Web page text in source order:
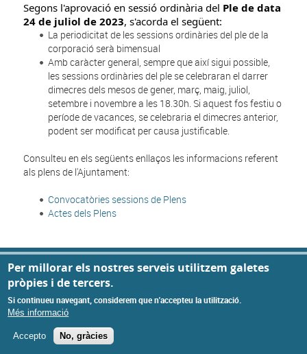
Segons l'aprovació en sessió ordinària del Ple de data
24 de juliol de 2023, s'acorda el següent:
La periodicitat de les sessions ordinàries del ple de la
corporació serà bimensual
Amb caràcter general, sempre que així sigui possible,
les sessions ordinàries del ple se celebraran el darrer
dimecres dels mesos de gener, març, maig, juliol,
setembre i novembre a les 18.30h. Si aquest fos festiu o
període de vacances, se celebraria el dimecres anterior,
podent ser modificat per causa justificable.
Consulteu en els següents enllaços les informacions referent
als plens de l'Ajuntament:
Convocatòries sessions de Plens
Actes dels Plens
© Missatge de Copyright
Privacy settings
Per millorar els nostres serveis utilitzem galetes
pròpies i de tercers.
Si continueu navegant, considerem que n'accepteu la utilització.
Més informació
Accepto No, gràcies